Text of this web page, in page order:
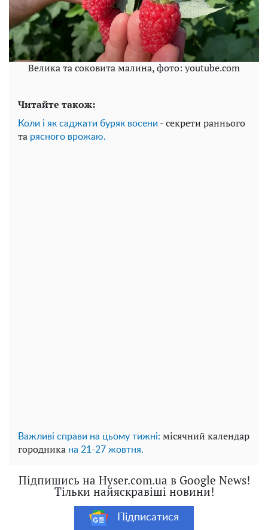
Велика та соковита малина, фото: youtube.com
Читайте також:
Коли і як саджати буряк восени - секрети раннього
та рясного врожаю.
Важливі справи на цьому тижні: місячний календар
городника на 21-27 жовтня.
Підпишись на Hyser.com.ua в Google News!
Тільки найяскравіші новини!
Підписатися